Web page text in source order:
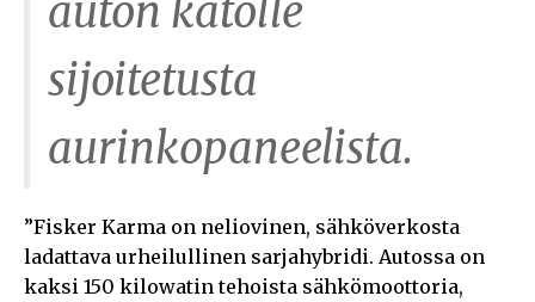
auton katolle
sijoitetusta
aurinkopaneelista.
”Fisker Karma on neliovinen, sähköverkosta
ladattava urheilullinen sarjahybridi. Autossa on
kaksi 150 kilowatin tehoista sähkömoottoria,